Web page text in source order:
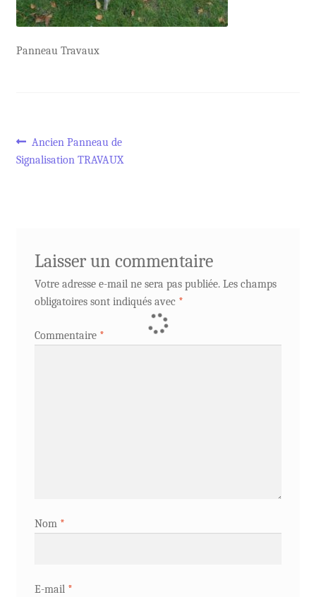
Panneau Travaux
Navigation
de
Article
précédent :
Ancien Panneau de
Signalisation TRAVAUX
Laisser un commentaire
Votre adresse e-mail ne sera pas publiée. Les champs
obligatoires sont indiqués avec *
Commentaire *
Nom *
E-mail *